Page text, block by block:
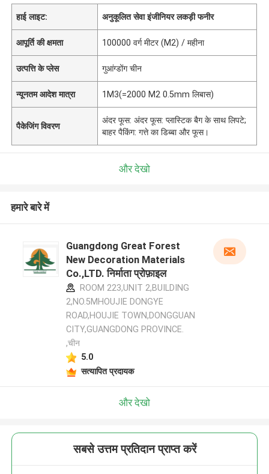
हाई लाइट: अनुकूलित सेवा इंजीनियर लकड़ी फनीर
आपूर्ति की क्षमता 100000 वर्ग मीटर (M2) / महीना
उत्पत्ति के प्लेस गुआंग्डोंग चीन
न्यूनतम आदेश मात्रा 1M3(=2000 M2 0.5mm लिबास)
पैकेजिंग विवरण
अंदर फूस: अंदर फूस: प्लास्टिक बैग के साथ लिपटे;
बाहर पैकिंग: गत्ते का डिब्बा और फूस।
और देखो
हमारे बारे में
Guangdong Great Forest
New Decoration Materials
Co.,LTD. निर्माता प्रोफ़ाइल
ROOM 223,UNIT 2,BUILDING
2,NO.5MHOUJIE DONGYE
ROAD,HOUJIE TOWN,DONGGUAN
CITY,GUANGDONG PROVINCE.
,चीन
5.0
सत्यापित प्रदायक
और देखो
सबसे उत्तम प्रतिदान प्राप्त करें